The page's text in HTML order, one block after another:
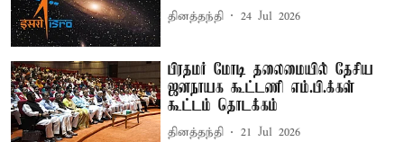
தினத்தந்தி 24 Jul 2026
பிரதமர் மோடி தலைமையில் தேசிய
ஜனநாயக கூட்டணி எம்.பி.க்கள்
கூட்டம் தொடக்கம்
தினத்தந்தி 21 Jul 2026